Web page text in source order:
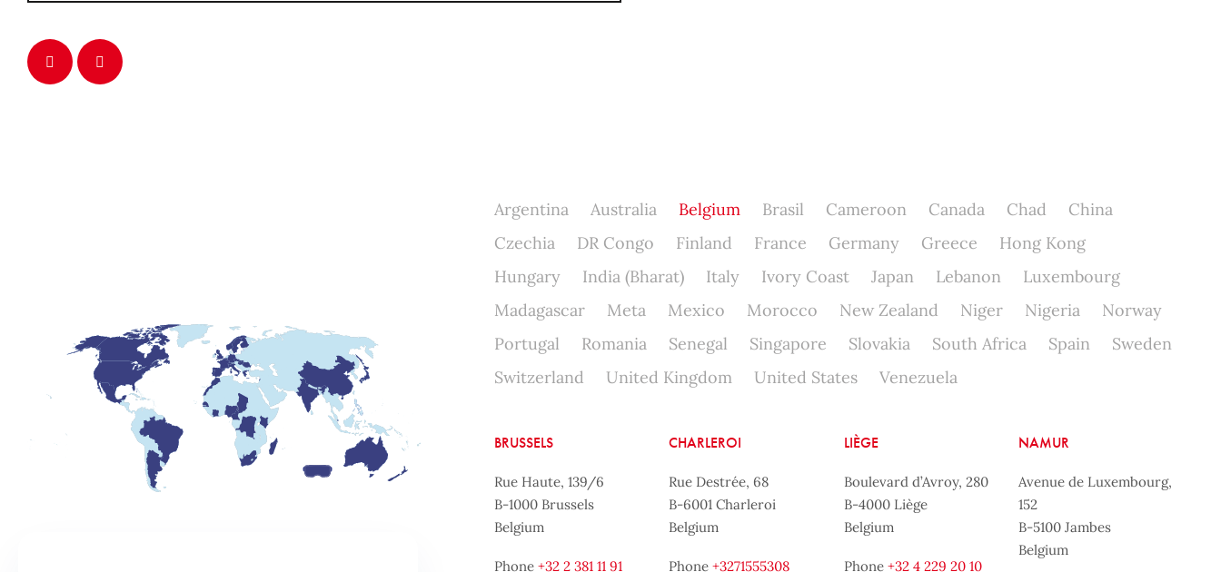
Argentina Australia Belgium Brasil Cameroon Canada Chad
China
Czechia
DR Congo Finland France Germany Greece
Hong Kong
Hungary
India (Bharat) Italy Ivory Coast Japan Lebanon
Luxembourg
Madagascar
Meta Mexico Morocco New Zealand Niger Nigeria
Norway
Portugal
Romania Senegal Singapore Slovakia South Africa Spain
Sweden
Switzerland
United Kingdom United States Venezuela
BRUSSELS
Rue Haute, 139/6
B-1000 Brussels
Belgium
Phone +32 2 381 11 91
CHARLEROI
Rue Destrée, 68
B-6001 Charleroi
Belgium
Phone+3271555308
LIÈGE
Boulevard d’Avroy, 280
B-4000 Liège
Belgium
Phone +32 4 229 20 10
NAMUR
Avenue de Luxembourg,
152
B-5100 Jambes
Belgium